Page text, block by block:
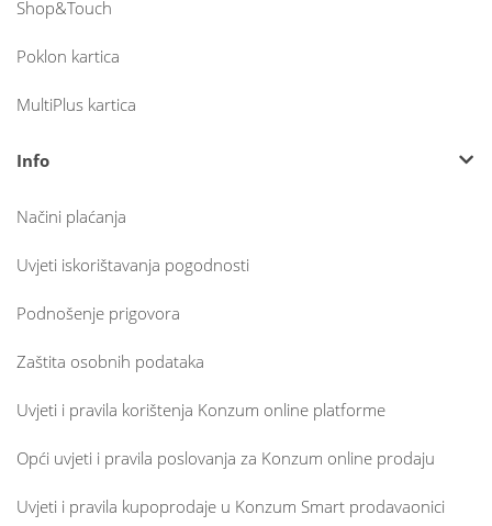
Shop&Touch
Poklon kartica
MultiPlus kartica
Info
Načini plaćanja
Uvjeti iskorištavanja pogodnosti
Podnošenje prigovora
Zaštita osobnih podataka
Uvjeti i pravila korištenja Konzum online platforme
Opći uvjeti i pravila poslovanja za Konzum online prodaju
Uvjeti i pravila kupoprodaje u Konzum Smart prodavaonici